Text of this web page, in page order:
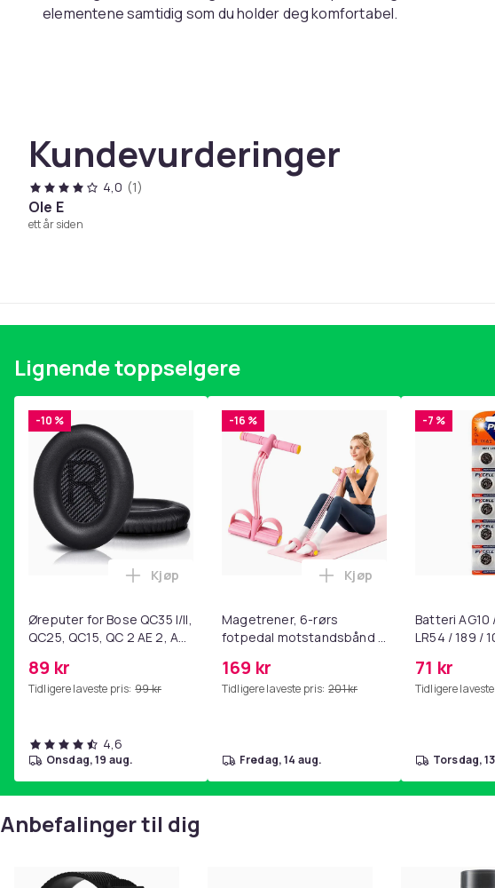
elementene samtidig som du holder deg komfortabel.
Denne klokkeremmen er utrolig
22 mm: 12,8 x 9,1 x 2,2 cm
Materiale: Silikon
Pakken inkluderer:
1 x Klokkereim
Kundevurderinger
4,0 (1)
Ole E
ett år siden
Lignende toppselgere
-10 %
Øreputer for Bose QC35 I/II,
QC25, QC15, QC 2 AE 2, AE
SoundLink Black
89 kr
Tidligere laveste pris: 99 kr
Legg Øreputer for Bose QC35 I/II, QC25, QC15, QC 2
Kjøp
4,6
onsdag, 19 aug.
-16 %
Magetrener, 6-rørs
fotpedal motstandsbånd -
yoga og
hjemmegymnastikk Pink
169 kr
Tidligere laveste pris: 201 kr
Legg Magetrener, 6-
Kjøp
fredag, 14 aug.
-7 %
Batteri AG10
LR54 / 189 /
71 kr
Tidligere
torsdag,
Anbefalinger til dig